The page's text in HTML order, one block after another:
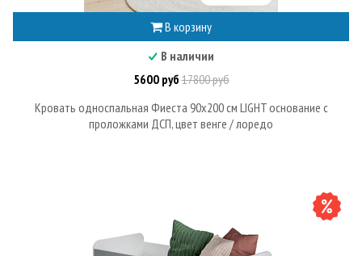
В корзину
В наличии
5600 руб17800 руб
Кровать односпальная Фиеста 90х200 см LIGHT основание с
проложками ДСП, цвет венге / лоредо